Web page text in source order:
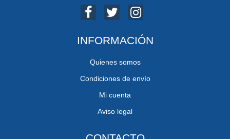
INFORMACIÓN
Quienes somos
Condiciones de envío
Mi cuenta
Aviso legal